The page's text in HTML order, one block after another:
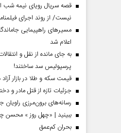
قصه سریال رویای نیمه شب
نیست/ از روند اجرای
مسیر‌های راهپیمایی
اعلام شد
به جای مانده از نقل و
پرسپولیس سد ساختند!
قیمت سکه و طلا در بازار آزاد در ۱۰ مرداد
جزئیات تازه از قتل مادر و
رسانه‌های برون‌مرزی راویان
ببینید | «چهل روز » محسن
بحران کم‌عمق